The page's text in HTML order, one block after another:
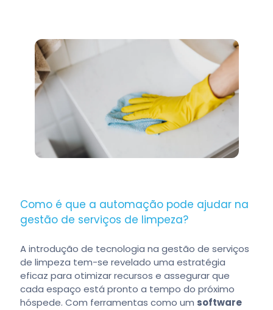
Como é que a automação pode ajudar na
gestão de serviços de limpeza?
A introdução de tecnologia na gestão de serviços
de limpeza tem-se revelado uma estratégia
eficaz para otimizar recursos e assegurar que
cada espaço está pronto a tempo do próximo
hóspede. Com ferramentas como um software